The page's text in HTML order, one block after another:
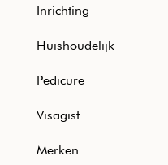
Inrichting
Huishoudelijk
Pedicure
Visagist
Merken